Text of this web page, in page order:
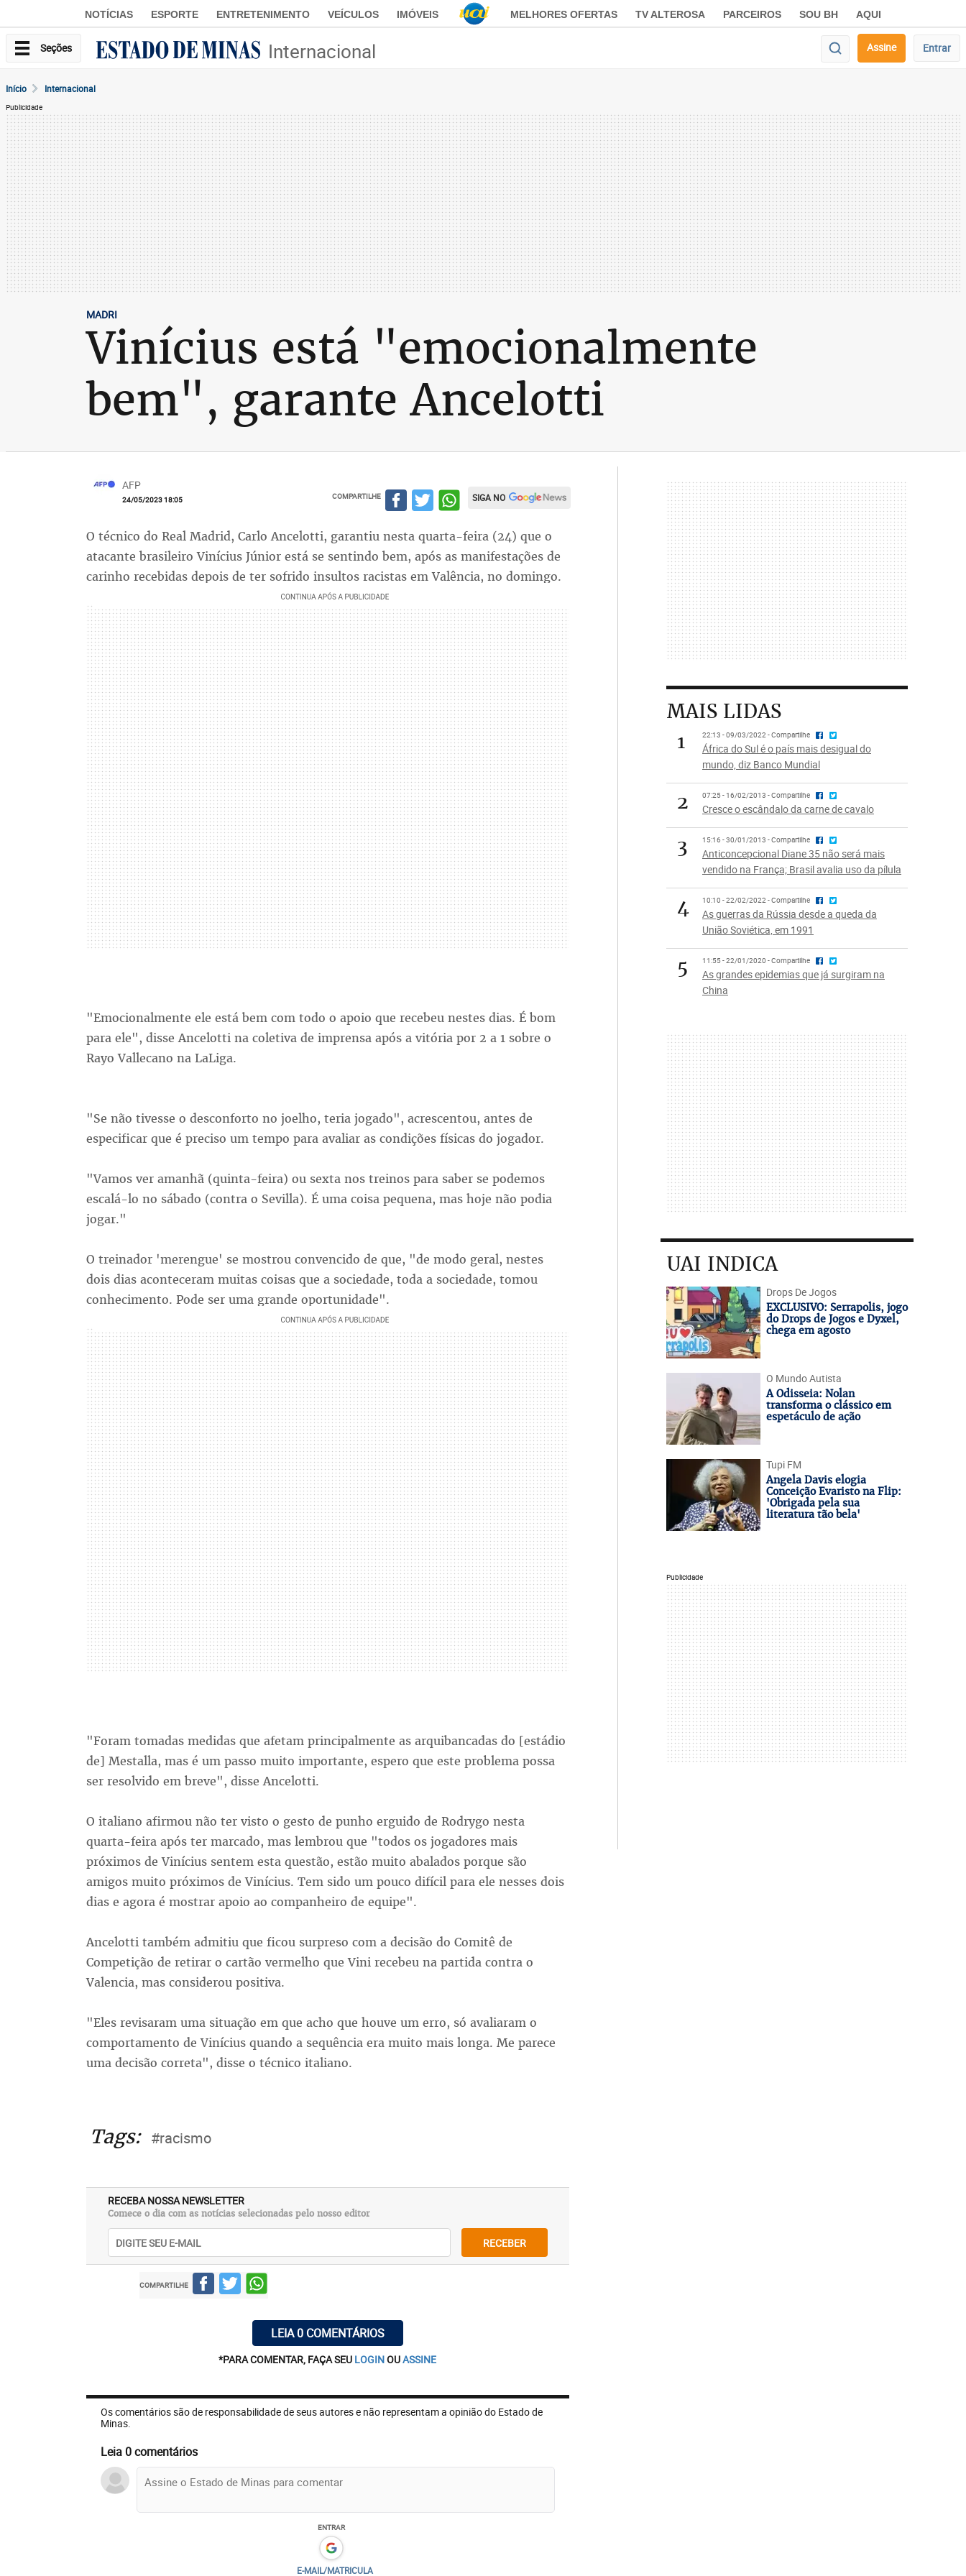
NOTÍCIAS ESPORTE ENTRETENIMENTO VEÍCULOS IMÓVEIS MELHORES OFERTAS TV ALTEROSA PARCEIROS SOU BH AQUI
Seções Internacional Assine Entrar
Início Internacional
Publicidade
MADRI
Vinícius está "emocionalmente
bem", garante Ancelotti
AFP
24/05/2023 18:05 COMPARTILHE SIGA NO
O técnico do Real Madrid, Carlo Ancelotti, garantiu nesta quarta-feira (24) que o
atacante brasileiro Vinícius Júnior está se sentindo bem, após as manifestações de
carinho recebidas depois de ter sofrido insultos racistas em Valência, no domingo.
"Emocionalmente ele está bem com todo o apoio que recebeu nestes dias. É bom
para ele", disse Ancelotti na coletiva de imprensa após a vitória por 2 a 1 sobre o
Rayo Vallecano na LaLiga.
"Se não tivesse o desconforto no joelho, teria jogado", acrescentou, antes de
especificar que é preciso um tempo para avaliar as condições físicas do jogador.
"Vamos ver amanhã (quinta-feira) ou sexta nos treinos para saber se podemos
escalá-lo no sábado (contra o Sevilla). É uma coisa pequena, mas hoje não podia
jogar."
O treinador 'merengue' se mostrou convencido de que, "de modo geral, nestes
dois dias aconteceram muitas coisas que a sociedade, toda a sociedade, tomou
conhecimento. Pode ser uma grande oportunidade".
"Foram tomadas medidas que afetam principalmente as arquibancadas do [estádio
de] Mestalla, mas é um passo muito importante, espero que este problema possa
ser resolvido em breve", disse Ancelotti.
O italiano afirmou não ter visto o gesto de punho erguido de Rodrygo nesta
quarta-feira após ter marcado, mas lembrou que "todos os jogadores mais
próximos de Vinícius sentem esta questão, estão muito abalados porque são
amigos muito próximos de Vinícius. Tem sido um pouco difícil para ele nesses dois
dias e agora é mostrar apoio ao companheiro de equipe".
Ancelotti também admitiu que ficou surpreso com a decisão do Comitê de
Competição de retirar o cartão vermelho que Vini recebeu na partida contra o
Valencia, mas considerou positiva.
"Eles revisaram uma situação em que acho que houve um erro, só avaliaram o
comportamento de Vinícius quando a sequência era muito mais longa. Me parece
uma decisão correta", disse o técnico italiano.
Tags: #racismo
RECEBA NOSSA NEWSLETTER
Comece o dia com as notícias selecionadas pelo nosso editor
RECEBER
COMPARTILHE
LEIA 0 COMENTÁRIOS
*PARA COMENTAR, FAÇA SEU LOGINOUASSINE
Os comentários são de responsabilidade de seus autores e não representam a opinião do Estado de
Minas.
Leia 0 comentários
ENTRAR
E-MAIL/MATRICULA
MAIS LIDAS
1
22:13 - 09/03/2022 - Compartilhe
África do Sul é o país mais desigual do
mundo, diz Banco Mundial
2 07:25 - 16/02/2013 - Compartilhe
Cresce o escândalo da carne de cavalo
3 15:16 - 30/01/2013 - Compartilhe
Anticoncepcional Diane 35 não será mais
vendido na França; Brasil avalia uso da pílula
4 10:10 - 22/02/2022 - Compartilhe
As guerras da Rússia desde a queda da
União Soviética, em 1991
5 11:55 - 22/01/2020 - Compartilhe
As grandes epidemias que já surgiram na
China
UAI INDICA
Drops De Jogos
EXCLUSIVO: Serrapolis, jogo
do Drops de Jogos e Dyxel,
chega em agosto
O Mundo Autista
A Odisseia: Nolan
transforma o clássico em
espetáculo de ação
Tupi FM
Angela Davis elogia
Conceição Evaristo na Flip:
'Obrigada pela sua
literatura tão bela'
Publicidade